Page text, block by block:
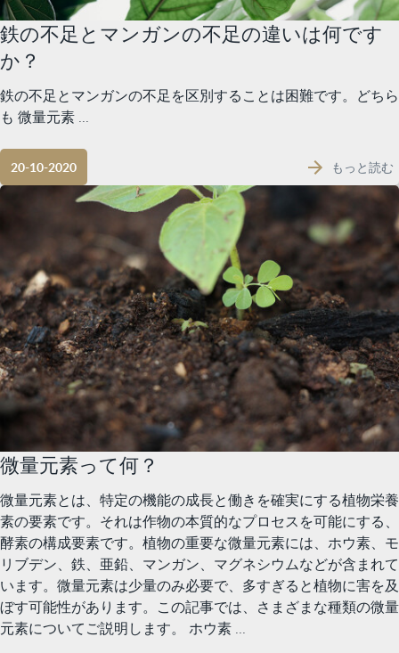
鉄の不足とマンガンの不足の違いは何です
か？
鉄の不足とマンガンの不足を区別することは困難です。どちら
も 微量元素 ...
20-10-2020 もっと読む
微量元素って何？
微量元素とは、特定の機能の成長と働きを確実にする植物栄養
素の要素です。それは作物の本質的なプロセスを可能にする、
酵素の構成要素です。植物の重要な微量元素には、ホウ素、モ
リブデン、鉄、亜鉛、マンガン、マグネシウムなどが含まれて
います。微量元素は少量のみ必要で、多すぎると植物に害を及
ぼす可能性があります。この記事では、さまざまな種類の微量
元素についてご説明します。 ホウ素 ...